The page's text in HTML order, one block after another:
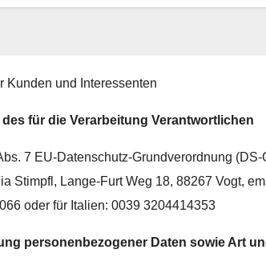
Kunden und Interessenten
für die Verarbeitung Verantwortlichen
7 EU-Datenschutz-Grundverordnung
Stimpfl, Lange-Furt Weg 18, 88267 Vogt,
oder für Italien: 0039 3204414353
personenbezogener Daten sowie Art